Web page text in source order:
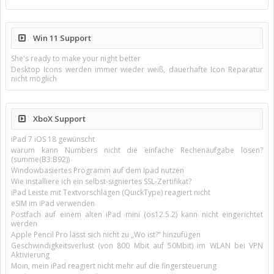
Win 11 Support
She's ready to make your night better
Desktop Icons werden immer wieder weiß, dauerhafte Icon Reparatur
nicht möglich
XboX Support
iPad 7 iOS 18 gewünscht
warum kann Numbers nicht die einfache Rechenaufgabe lösen?
(summe(B3:B92))
Windowbasiertes Programm auf dem Ipad nutzen
Wie installiere ich ein selbst-signiertes SSL-Zertifikat?
iPad Leiste mit Textvorschlägen (QuickType) reagiert nicht
eSIM im iPad verwenden
Postfach auf einem alten iPad mini (os12.5.2) kann nicht eingerichtet
werden
Apple Pencil Pro lässt sich nicht zu „Wo ist?“ hinzufügen
Geschwindigkeitsverlust (von 800 Mbit auf 50Mbit) im WLAN bei VPN
Aktivierung
Moin, mein iPad reagiert nicht mehr auf die fingersteuerung